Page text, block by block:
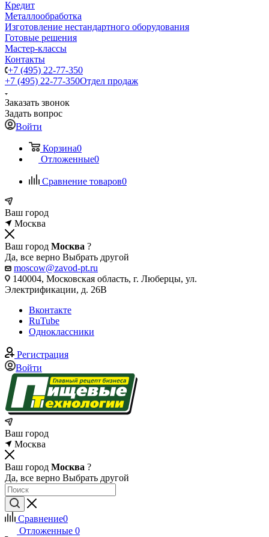
Кредит
Металлообработка
Изготовление нестандартного оборудования
Готовые решения
Мастер-классы
Контакты
+7 (495) 22-77-350
+7 (495) 22-77-350Отдел продаж
Заказать звонок
Задать вопрос
Войти
Корзина0
Отложенные0
Сравнение товаров0
Ваш город
Москва
Ваш город Москва ?
Да, все верно Выбрать другой
moscow@zavod-pt.ru
140004, Московская область, г. Люберцы, ул.
Электрификации, д. 26В
Вконтакте
RuTube
Одноклассники
Регистрация
Войти
Ваш город
Москва
Ваш город Москва ?
Да, все верно Выбрать другой
Сравнение0
Отложенные 0